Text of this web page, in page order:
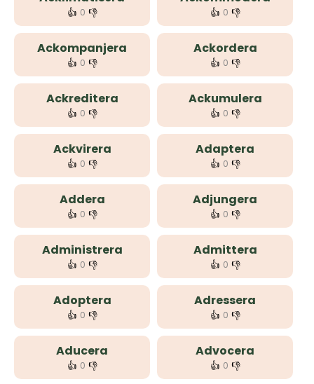
👍 0 👎 👍 0 👎
Ackompanjera
👍 0 👎
Ackordera
👍 0 👎
Ackreditera
👍 0 👎
Ackumulera
👍 0 👎
Ackvirera
👍 0 👎
Adaptera
👍 0 👎
Addera
👍 0 👎
Adjungera
👍 0 👎
Administrera
👍 0 👎
Admittera
👍 0 👎
Adoptera
👍 0 👎
Adressera
👍 0 👎
Aducera
👍 0 👎
Advocera
👍 0 👎